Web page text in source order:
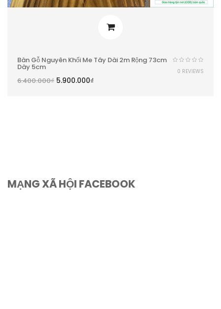
Bàn Gỗ Nguyên Khối Me Tây Dài 2m Rộng 73cm
Dày 5cm
6.400.000₫ 5.900.000₫
0 REVIEWS
MẠNG XÃ HỘI FACEBOOK